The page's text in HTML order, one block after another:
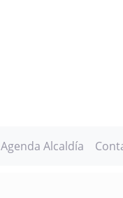
Agenda Alcaldía